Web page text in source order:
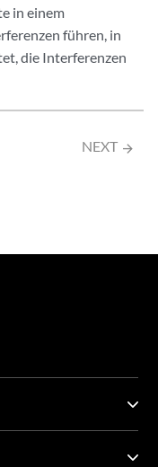
in einem
führen, in
die Interferenzen
NEXT arrow_forward